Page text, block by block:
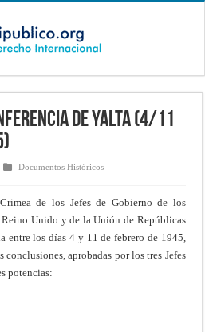
de Yalta (4/11
Documentos Históricos
de los Jefes de Gobierno de los
Reino Unido y de la Unión de Repúblicas
entre los días 4 y 11 de febrero de 1945,
aprobadas por los tres Jefes
potencias: